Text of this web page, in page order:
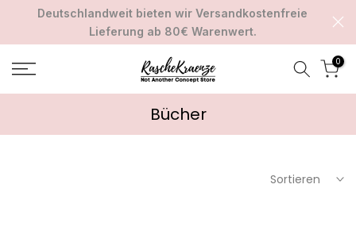
springen
Deutschlandweit bieten wir Versandkostenfreie
Lieferung ab 80€ Warenwert.
0
Bücher
Sortieren